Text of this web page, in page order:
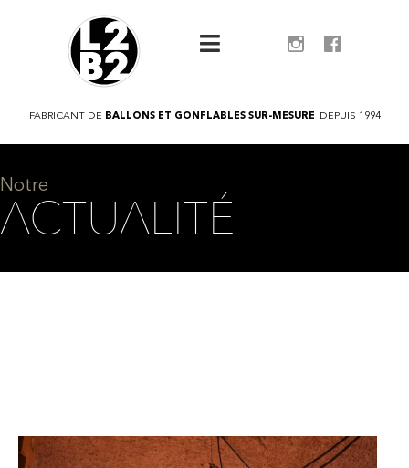
FABRICANT DE BAL LO NS ET GO N F LAB L ES SUR-M ESURE DEPUIS 1994
Notre
ACTUALITÉ